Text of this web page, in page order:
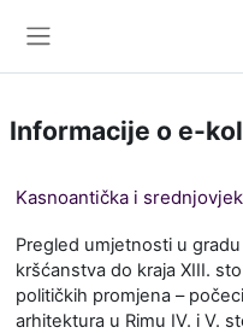
Informacije o e-
Kasnoantička i
Pregled umjetnosti u
kršćanstva do kraja XIII.
političkih promjena –
arhitektura u Rimu IV. i V.